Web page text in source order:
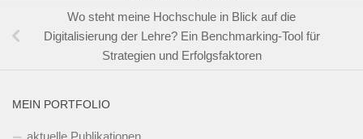
Wo steht meine Hochschule in Blick auf die
Digitalisierung der Lehre? Ein Benchmarking-Tool für
Strategien und Erfolgsfaktoren
MEIN PORTFOLIO
aktuelle Publikationen